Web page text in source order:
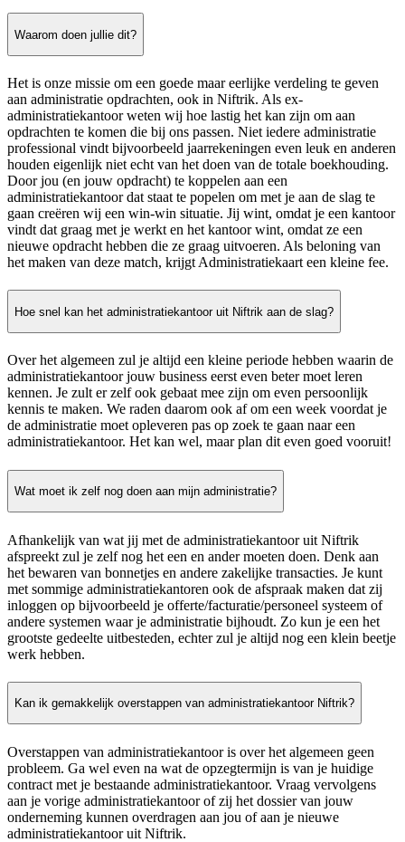
Waarom doen jullie dit?
Het is onze missie om een goede maar eerlijke verdeling te geven
aan administratie opdrachten, ook in Niftrik. Als ex-
administratiekantoor weten wij hoe lastig het kan zijn om aan
opdrachten te komen die bij ons passen. Niet iedere administratie
professional vindt bijvoorbeeld jaarrekeningen even leuk en anderen
houden eigenlijk niet echt van het doen van de totale boekhouding.
Door jou (en jouw opdracht) te koppelen aan een
administratiekantoor dat staat te popelen om met je aan de slag te
gaan creëren wij een win-win situatie. Jij wint, omdat je een kantoor
vindt dat graag met je werkt en het kantoor wint, omdat ze een
nieuwe opdracht hebben die ze graag uitvoeren. Als beloning van
het maken van deze match, krijgt Administratiekaart een kleine fee.
Hoe snel kan het administratiekantoor uit Niftrik aan de slag?
Over het algemeen zul je altijd een kleine periode hebben waarin de
administratiekantoor jouw business eerst even beter moet leren
kennen. Je zult er zelf ook gebaat mee zijn om even persoonlijk
kennis te maken. We raden daarom ook af om een week voordat je
de administratie moet opleveren pas op zoek te gaan naar een
administratiekantoor. Het kan wel, maar plan dit even goed vooruit!
Wat moet ik zelf nog doen aan mijn administratie?
Afhankelijk van wat jij met de administratiekantoor uit Niftrik
afspreekt zul je zelf nog het een en ander moeten doen. Denk aan
het bewaren van bonnetjes en andere zakelijke transacties. Je kunt
met sommige administratiekantoren ook de afspraak maken dat zij
inloggen op bijvoorbeeld je offerte/facturatie/personeel systeem of
andere systemen waar je administratie bijhoudt. Zo kun je een het
grootste gedeelte uitbesteden, echter zul je altijd nog een klein beetje
werk hebben.
Kan ik gemakkelijk overstappen van administratiekantoor Niftrik?
Overstappen van administratiekantoor is over het algemeen geen
probleem. Ga wel even na wat de opzegtermijn is van je huidige
contract met je bestaande administratiekantoor. Vraag vervolgens
aan je vorige administratiekantoor of zij het dossier van jouw
onderneming kunnen overdragen aan jou of aan je nieuwe
administratiekantoor uit Niftrik.